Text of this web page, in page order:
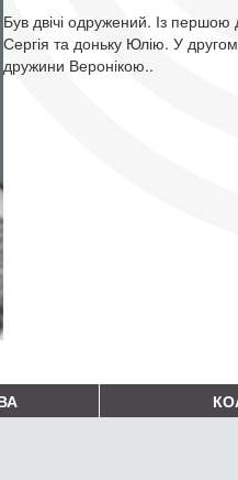
Був двічі одружений. Із
Сергія та доньку Юлію. У
дружини Веронікою..